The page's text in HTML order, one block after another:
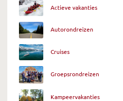
Actieve vakanties
Autorondreizen
Cruises
Groepsrondreizen
Kampeervakanties